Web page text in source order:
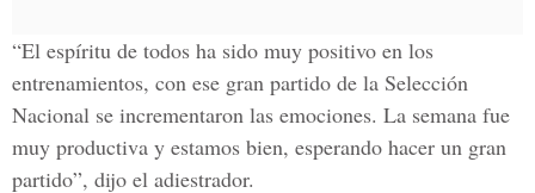
“El espíritu de todos ha sido muy positivo en los
entrenamientos, con ese gran partido de la Selección
Nacional se incrementaron las emociones. La semana fue
muy productiva y estamos bien, esperando hacer un gran
partido”, dijo el adiestrador.